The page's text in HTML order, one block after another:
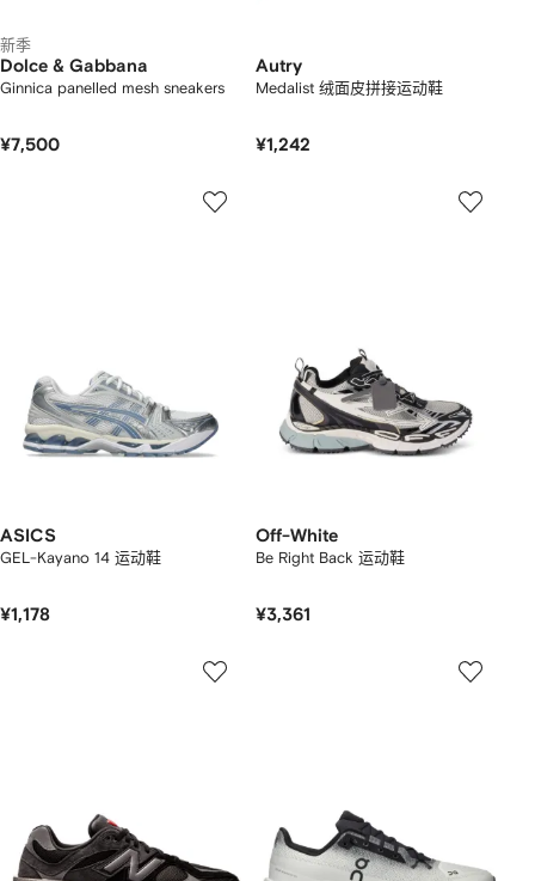
新季
Dolce & Gabbana
Ginnica panelled mesh sneakers
¥7,500
Autry
Medalist 绒面皮拼接运动鞋
¥1,242
ASICS
GEL-Kayano 14 运动鞋
¥1,178
Off-White
Be Right Back 运动鞋
¥3,361